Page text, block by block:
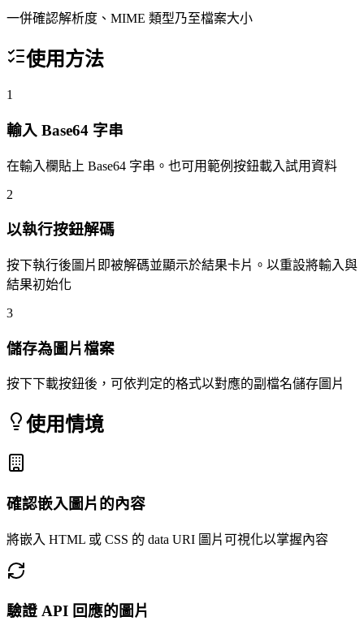
一併確認解析度、MIME 類型乃至檔案大小
使用方法
1
輸入 Base64 字串
在輸入欄貼上 Base64 字串。也可用範例按鈕載入試用資料
2
以執行按鈕解碼
按下執行後圖片即被解碼並顯示於結果卡片。以重設將輸入與
結果初始化
3
儲存為圖片檔案
按下下載按鈕後，可依判定的格式以對應的副檔名儲存圖片
使用情境
確認嵌入圖片的內容
將嵌入 HTML 或 CSS 的 data URI 圖片可視化以掌握內容
驗證 API 回應的圖片